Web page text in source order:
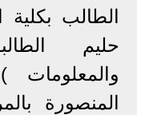
الطالب بكلية
حليم
المنصورة